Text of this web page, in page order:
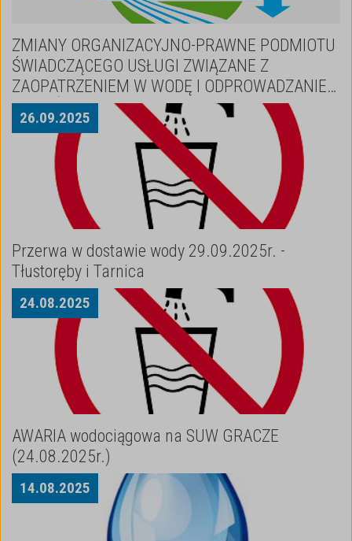
ZMIANY ORGANIZACYJNO-PRAWNE PODMIOTU
ŚWIADCZĄCEGO USŁUGI ZWIĄZANE Z
ZAOPATRZENIEM W WODĘ I ODPROWADZANIEM
ŚCIEKÓW
26.09.2025
Przerwa w dostawie wody 29.09.2025r. -
Tłustoręby i Tarnica
24.08.2025
AWARIA wodociągowa na SUW GRACZE
(24.08.2025r.)
14.08.2025